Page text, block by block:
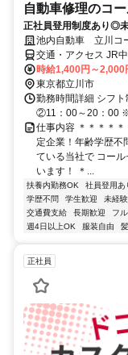
自動車修理のコ
正社員登用制度あり◎
池内自動車 立川コ
交通・アクセス JR
レール 立川南駅 徒歩
時給1,400円～2,000
東京都立川市
勤務時間詳細 シフ
②11：00～20：00
仕事内容 ＊＊＊＊
定企業！年齢学歴不
ている当社で コー
います！ ＊...
扶養内勤務OK 社員登用あ
学歴不問
学生歓迎 未経
交通費支給
長期歓迎 フ
週4日以上OK
服装自由
正社員